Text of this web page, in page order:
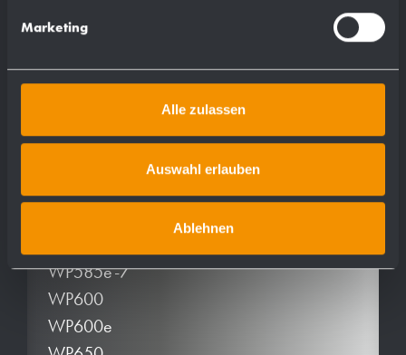
Marketing
Alle zulassen
Auswahl erlauben
Ablehnen
WP500
WP510
WP575
WP585e-7
WP600
WP600e